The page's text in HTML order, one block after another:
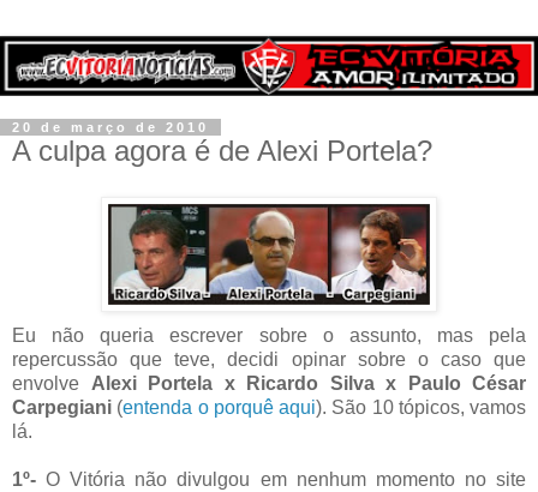
20 de março de 2010
A culpa agora é de Alexi Portela?
Eu não queria escrever sobre o assunto, mas pela
repercussão que teve, decidi opinar sobre o caso que
envolve Alexi Portela x Ricardo Silva x Paulo César
Carpegiani (entenda o porquê aqui). São 10 tópicos, vamos
lá.
1º- O Vitória não divulgou em nenhum momento no site